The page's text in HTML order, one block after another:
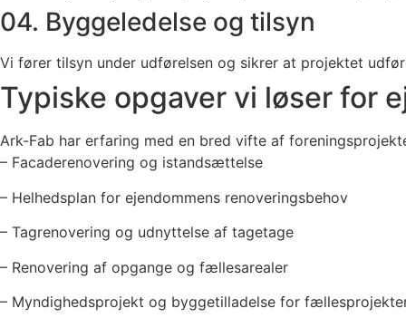
04. Byggeledelse og tilsyn
Vi fører tilsyn under udførelsen og sikrer at projektet
Typiske opgaver vi løser for
Ark-Fab har erfaring med en bred vifte af
– Facaderenovering og istandsættelse
– Helhedsplan for ejendommens renoveringsbehov
– Tagrenovering og udnyttelse af tagetage
– Renovering af opgange og fællesarealer
– Myndighedsprojekt og byggetilladelse for